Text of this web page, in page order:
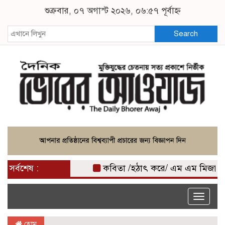
শুক্রবার, ০৭ অগাস্ট ২০২৬, ০৬:৫৭ পূর্বাহ্ন
Search
সর্বশেষ : কবিতা /হঠাৎ করে/ এম এম মিজান
Toggle